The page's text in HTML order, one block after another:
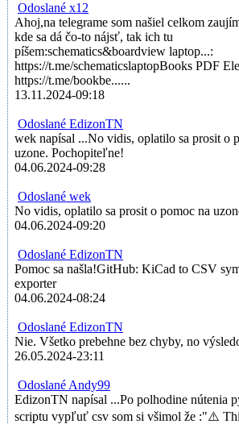
Odoslané x12
Ahoj,na telegrame som našiel celkom
kde sa dá čo-to nájsť, tak ich tu
píšem:schematics&boardview laptop...:
https://t.me/schematicslaptopBooks PDF
https://t.me/bookbe......
13.11.2024-09:18
Odoslané EdizonTN
wek napísal ...No vidis, oplatilo sa prosit o
uzone. Pochopiteľne!
04.06.2024-09:28
Odoslané wek
No vidis, oplatilo sa prosit o pomoc na
04.06.2024-09:20
Odoslané EdizonTN
Pomoc sa našla!GitHub: KiCad to CSV
exporter
04.06.2024-08:24
Odoslané EdizonTN
Nie. Všetko prebehne bez chyby, no
26.05.2024-23:11
Odoslané Andy99
EdizonTN napísal ...Po polhodine nútenia
scriptu vypľuť csv som si všimol že :"⚠️